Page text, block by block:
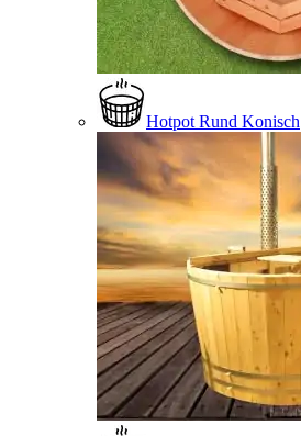
Hotpot Rund Konisch